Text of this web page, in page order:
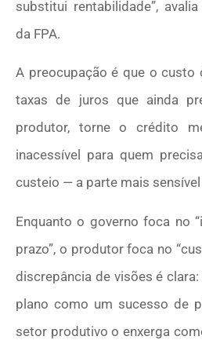
substitui rentabilidade”,
da FPA.
A preocupação é que o custo
taxas de juros que ainda
produtor, torne o crédito
inacessível para quem
custeio — a parte mais
Enquanto o governo foca no
prazo”, o produtor foca no
discrepância de visões é
plano como um sucesso de
setor produtivo o enxerga